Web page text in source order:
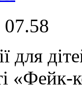
для
«Фейк-